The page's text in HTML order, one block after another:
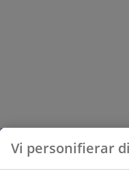
Vi personifierar